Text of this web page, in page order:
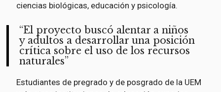
ciencias biológicas, educación y psicología.
El proyecto buscó alentar a niños
y adultos a desarrollar una posición
crítica sobre el uso de los recursos
naturales
Estudiantes de pregrado y de posgrado de la UEM